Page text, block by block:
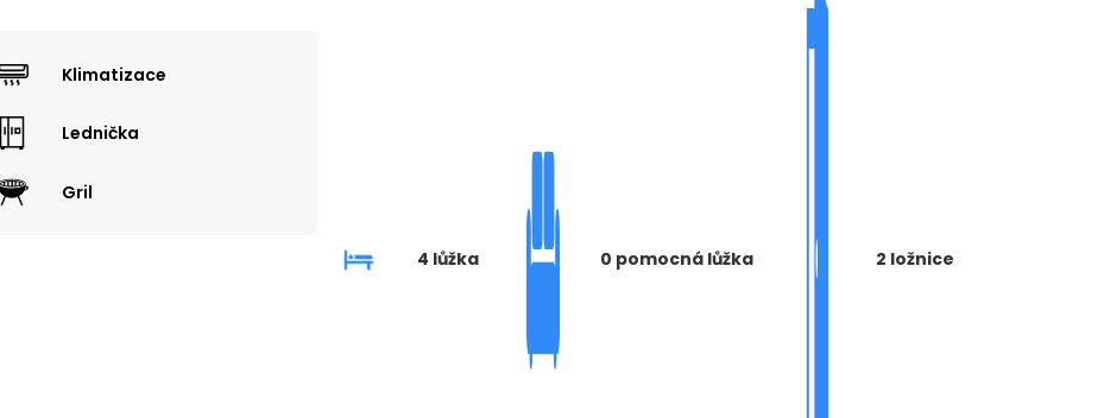
Klimatizace
Lednička
Gril
4 lůžka 0 pomocná lůžka 2 ložnice